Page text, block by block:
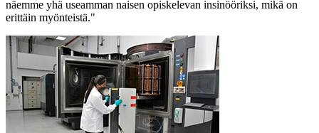
näemme yhä useamman naisen opiskelevan insinööriksi, mikä on
erittäin myönteistä."